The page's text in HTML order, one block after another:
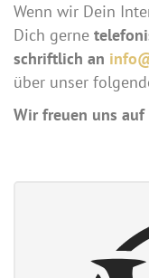
Wenn wir Dein
Dich gerne
schriftlich an
über unser
Wir freuen uns auf